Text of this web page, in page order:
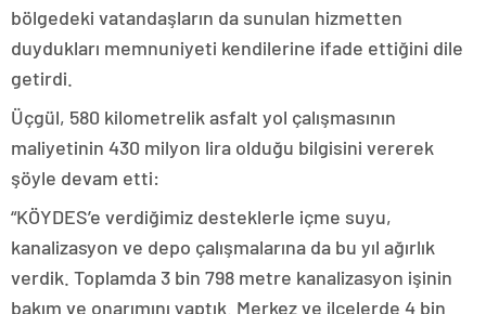
bölgedeki vatandaşların da sunulan hizmetten
duydukları memnuniyeti kendilerine ifade ettiğini dile
getirdi.
Üçgül, 580 kilometrelik asfalt yol çalışmasının
maliyetinin 430 milyon lira olduğu bilgisini vererek
şöyle devam etti:
“KÖYDES’e verdiğimiz desteklerle içme suyu,
kanalizasyon ve depo çalışmalarına da bu yıl ağırlık
verdik. Toplamda 3 bin 798 metre kanalizasyon işinin
bakım ve onarımını yaptık. Merkez ve ilçelerde 4 bin